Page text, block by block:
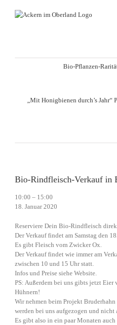
Bio-Pflanzen-
„Mit Honigbienen durch’s Jahr“
Bio-Rindfleisch-Verkauf in
Bio-
Rindfleisch-
in
Bad
Tölz
10:00 – 15:00
18. Januar 2020
Reserviere Dein Bio-Rindfleisch
Der Verkauf findet am Samstag den
Es gibt Fleisch vom Zwicker Ox.
Der Verkauf findet wie immer am
zwischen 10 und 15 Uhr statt.
Infos und Preise siehe Website.
PS: Außerdem bei uns gibts jetzt
Hühnern!
Wir nehmen beim Projekt
werden bei uns aufgezogen und nicht
Es gibt also in ein paar Monaten